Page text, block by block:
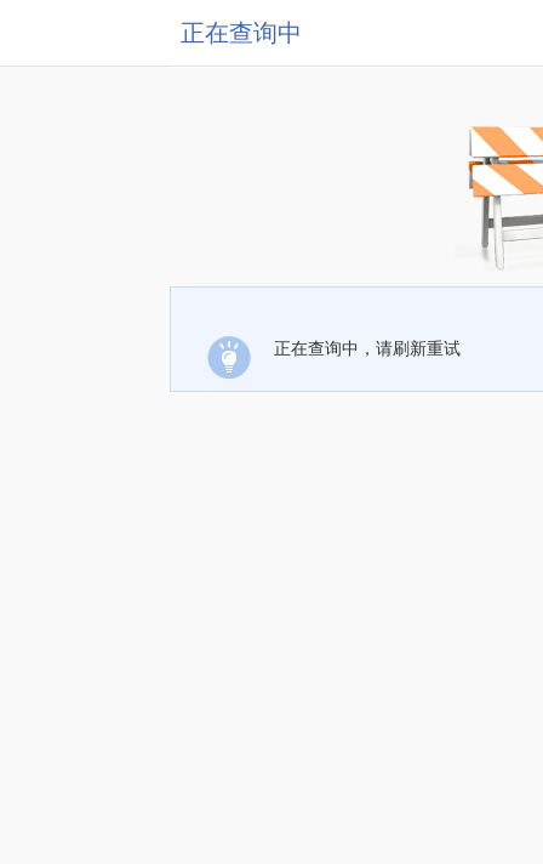
正在查询中
正在查询中，请刷新重试